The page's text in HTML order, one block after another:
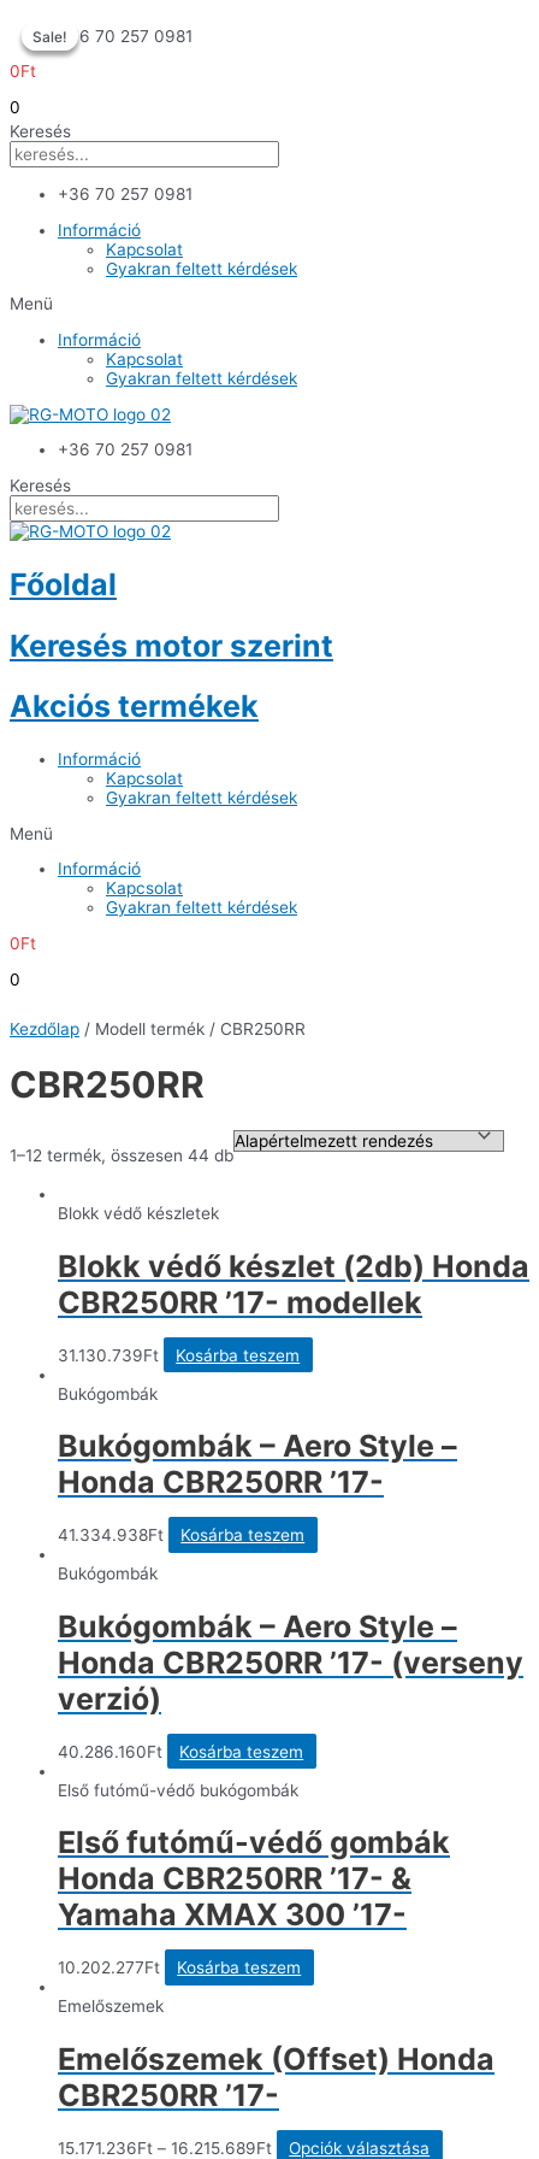
to
content
+36 70 257 0981
0Ft
0
Keresés
+36 70 257 0981
Információ
Kapcsolat
Gyakran feltett kérdések
Menü
Információ
Kapcsolat
Gyakran feltett kérdések
+36 70 257 0981
Keresés
Főoldal
Keresés motor szerint
Akciós termékek
Információ
Kapcsolat
Gyakran feltett kérdések
Menü
Információ
Kapcsolat
Gyakran feltett kérdések
0Ft
0
Kezdőlap / Modell termék / CBR250RR
CBR250RR
1–12 termék, összesen 44 db
Blokk védő készletek
Blokk védő készlet (2db) Honda
CBR250RR ’17- modellek
31.130.739Ft
Kosárba teszem
Bukógombák
Bukógombák – Aero Style –
Honda CBR250RR ’17-
41.334.938Ft
Kosárba teszem
Bukógombák
Bukógombák – Aero Style –
Honda CBR250RR ’17- (verseny
verzió)
40.286.160Ft
Kosárba teszem
Első futómű-védő bukógombák
Első futómű-védő gombák
Honda CBR250RR ’17- &
Yamaha XMAX 300 ’17-
10.202.277Ft Kosárba teszem
Sale!
Emelőszemek
Emelőszemek (Offset) Honda
CBR250RR ’17-
15.171.236Ft – 16.215.689Ft Opciók választása
Sale!
Sale!